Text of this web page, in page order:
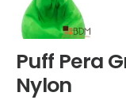
Puff Pera
Nylon